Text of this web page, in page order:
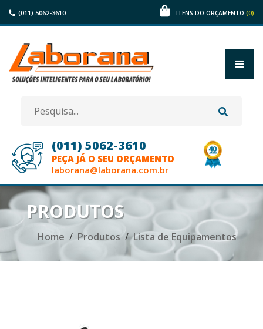
(011) 5062-3610 ITENS DO ORÇAMENTO (0)
(011) 5062-3610
PEÇA JÁ O SEU ORÇAMENTO
laborana@laborana.com.br
HOME
EMPRESA
PRODUTOS
Home Produtos Lista de Equipamentos